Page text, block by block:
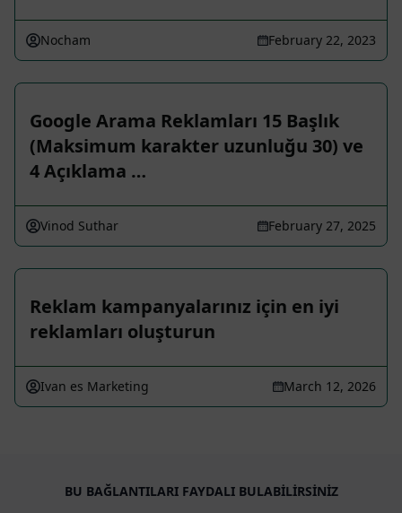
Nocham February 22, 2023
Google Arama Reklamları 15 Başlık
(Maksimum karakter uzunluğu 30) ve
4 Açıklama …
Vinod Suthar February 27, 2025
Reklam kampanyalarınız için en iyi
reklamları oluşturun
Ivan es Marketing March 12, 2026
BU BAĞLANTILARI FAYDALI BULABILIRSINIZ